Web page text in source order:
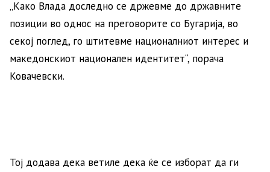
„Како Влада доследно се држевме до државните
позиции во однос на преговорите со Бугарија, во
секој поглед, го штитевме националниот интерес и
македонскиот национален идентитет“, порача
Ковачевски.
Тој додава дека ветиле дека ќе се изборат да ги